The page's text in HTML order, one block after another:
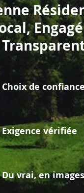
Choix de confiance
Exigence vérifiée
Du vrai, en images